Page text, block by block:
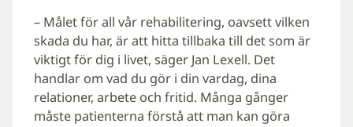
– Målet för all vår rehabilitering, oavsett vilken
skada du har, är att hitta tillbaka till det som är
viktigt för dig i livet, säger Jan Lexell. Det
handlar om vad du gör i din vardag, dina
relationer, arbete och fritid. Många gånger
måste patienterna förstå att man kan göra